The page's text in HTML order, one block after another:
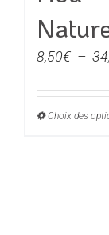
8,50€ –
Choix des